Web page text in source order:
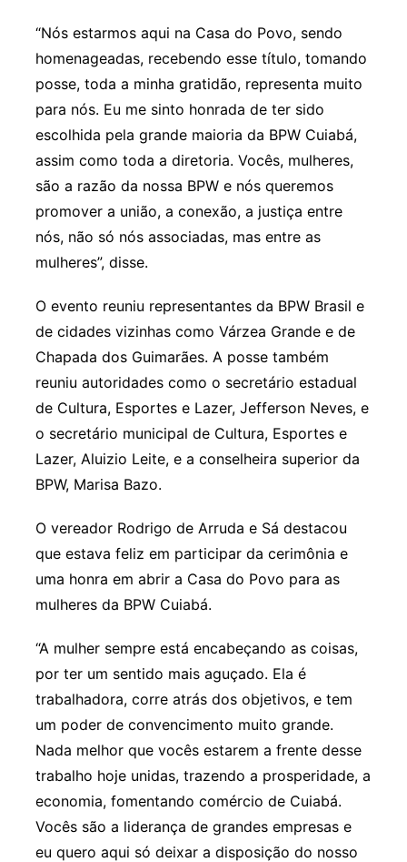
“Nós estarmos aqui na Casa do Povo, sendo
homenageadas, recebendo esse título, tomando
posse, toda a minha gratidão, representa muito
para nós. Eu me sinto honrada de ter sido
escolhida pela grande maioria da BPW Cuiabá,
assim como toda a diretoria. Vocês, mulheres,
são a razão da nossa BPW e nós queremos
promover a união, a conexão, a justiça entre
nós, não só nós associadas, mas entre as
mulheres”, disse.
O evento reuniu representantes da BPW Brasil e
de cidades vizinhas como Várzea Grande e de
Chapada dos Guimarães. A posse também
reuniu autoridades como o secretário estadual
de Cultura, Esportes e Lazer, Jefferson Neves, e
o secretário municipal de Cultura, Esportes e
Lazer, Aluizio Leite, e a conselheira superior da
BPW, Marisa Bazo.
O vereador Rodrigo de Arruda e Sá destacou
que estava feliz em participar da cerimônia e
uma honra em abrir a Casa do Povo para as
mulheres da BPW Cuiabá.
“A mulher sempre está encabeçando as coisas,
por ter um sentido mais aguçado. Ela é
trabalhadora, corre atrás dos objetivos, e tem
um poder de convencimento muito grande.
Nada melhor que vocês estarem a frente desse
trabalho hoje unidas, trazendo a prosperidade, a
economia, fomentando comércio de Cuiabá.
Vocês são a liderança de grandes empresas e
eu quero aqui só deixar a disposição do nosso